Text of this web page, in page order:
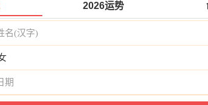
2026运势